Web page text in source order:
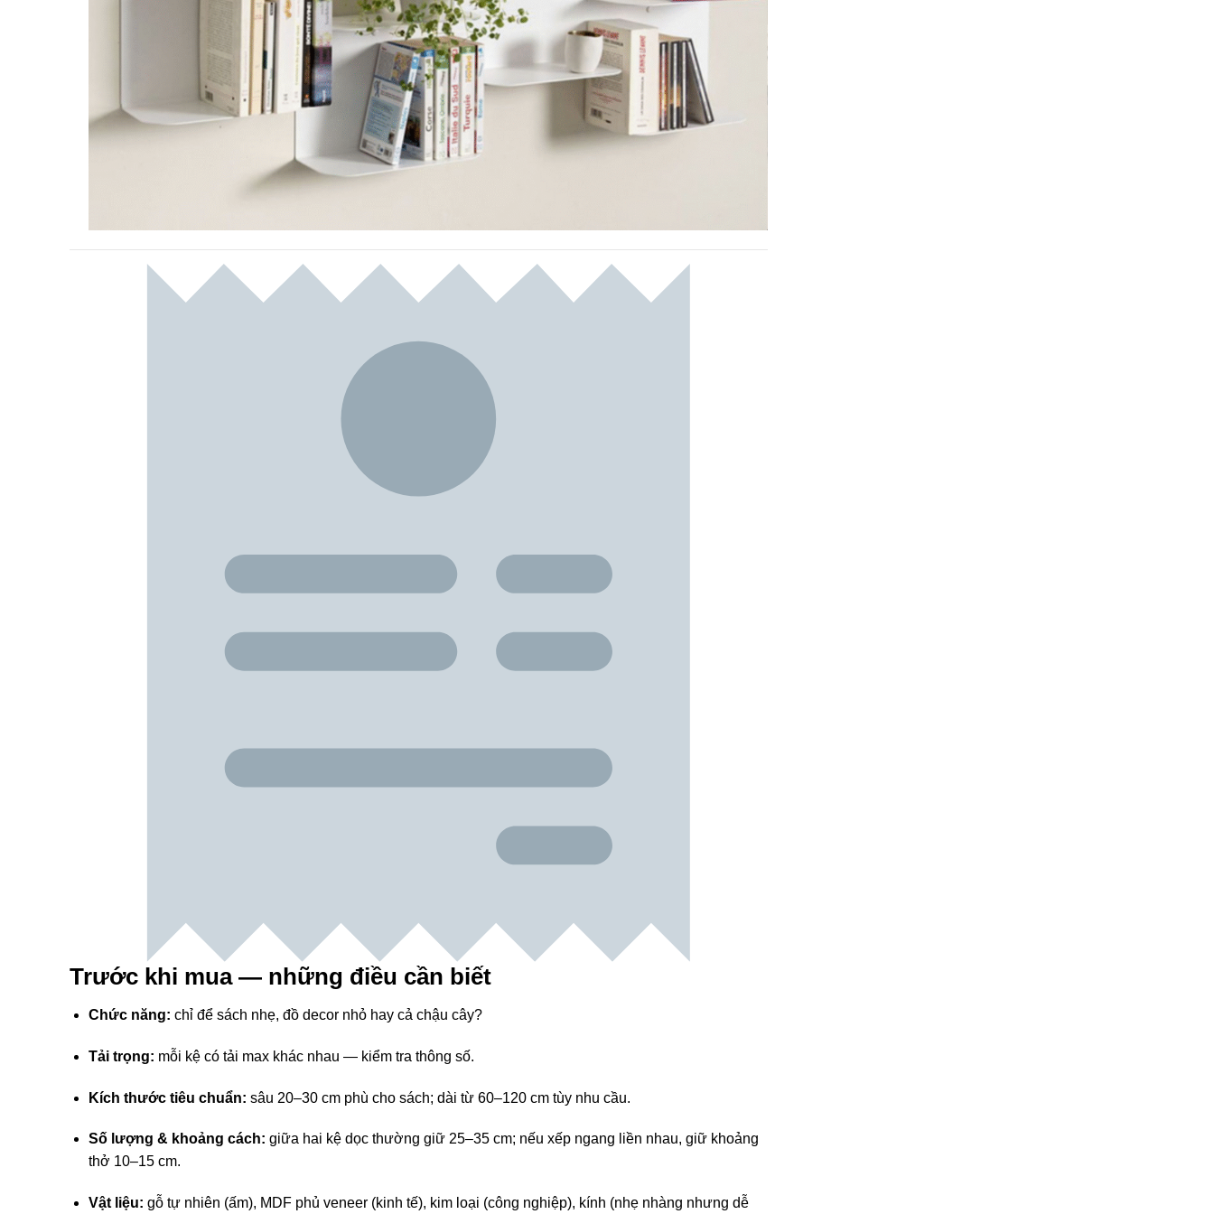
Trước khi mua — những điều cần biết
Chức năng: chỉ để sách nhẹ, đồ decor nhỏ hay cả chậu cây?
Tải trọng: mỗi kệ có tải max khác nhau — kiểm tra thông số.
Kích thước tiêu chuẩn: sâu 20–30 cm phù cho sách; dài từ 60–120 cm tùy nhu cầu.
Số lượng & khoảng cách: giữa hai kệ dọc thường giữ 25–35 cm; nếu xếp ngang liền nhau, giữ khoảng
thở 10–15 cm.
Vật liệu: gỗ tự nhiên (ấm), MDF phủ veneer (kinh tế), kim loại (công nghiệp), kính (nhẹ nhàng nhưng dễ